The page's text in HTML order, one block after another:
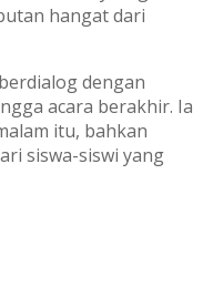
hangat dari
dengan
acara berakhir. Ia
itu, bahkan
siswa-siswi yang